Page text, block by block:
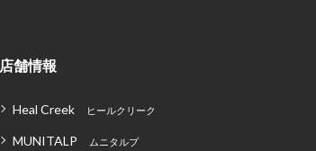
店舗情報
Heal Creek ヒールクリーク
MUNITALP ムニタルプ